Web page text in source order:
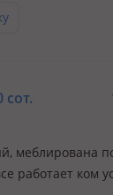
сот.
меблирована
работает ком